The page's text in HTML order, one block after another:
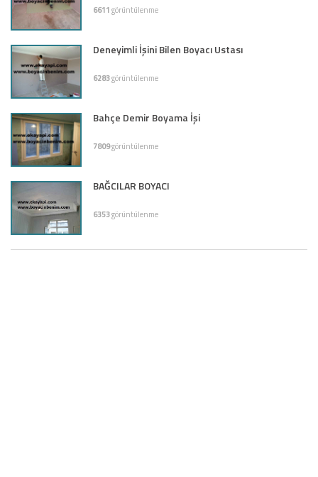
6611görüntülenme
Deneyimli İşini Bilen Boyacı Ustası
6283görüntülenme
Bahçe Demir Boyama İşi
7809görüntülenme
BAĞCILAR BOYACI
6353görüntülenme